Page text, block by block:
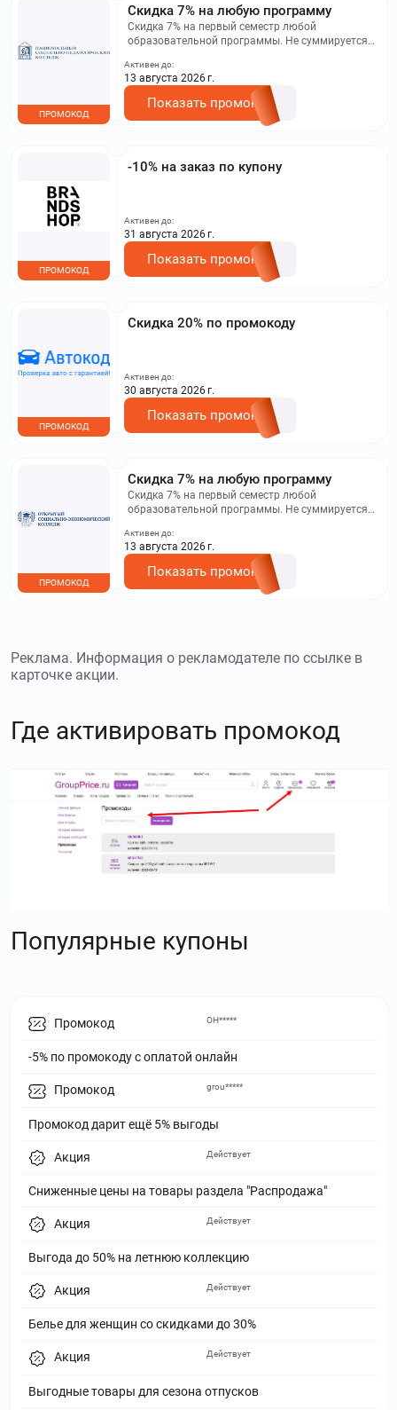
Скидка 7% на любую программу
Скидка 7% на первый семестр любой
образовательной программы. Не суммируется с
на сайте.
ПРОМОКОД
Активен до:
13 августа 2026 г.
Показать промокод
-10% на заказ по купону
ПРОМОКОД
Активен до:
31 августа 2026 г.
Показать промокод
Скидка 20% по промокоду
ПРОМОКОД
Активен до:
30 августа 2026 г.
Показать промокод
Скидка 7% на любую программу
Скидка 7% на первый семестр любой
образовательной программы. Не суммируется с
на сайте.
ПРОМОКОД
Активен до:
13 августа 2026 г.
Показать промокод
Реклама. Информация о рекламодателе по ссылке в
карточке акции.
Где активировать промокод
Популярные купоны
Промокод
-5% по промокоду с оплатой онлайн
ОН*****
Промокод
Промокод дарит ещё 5% выгоды
grou*****
Акция
Сниженные цены на товары раздела "Распродажа"
Действует
Акция
Выгода до 50% на летнюю коллекцию
Действует
Акция
Белье для женщин со скидками до 30%
Действует
Акция
Выгодные товары для сезона отпусков
Действует